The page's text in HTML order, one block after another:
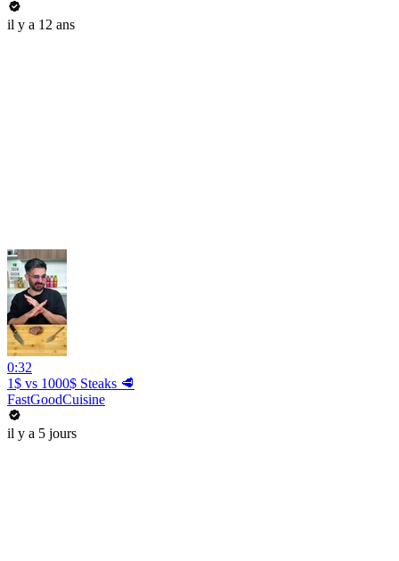
il y a 12 ans
0:32
1$ vs 1000$ Steaks 🥩
FastGoodCuisine
il y a 5 jours